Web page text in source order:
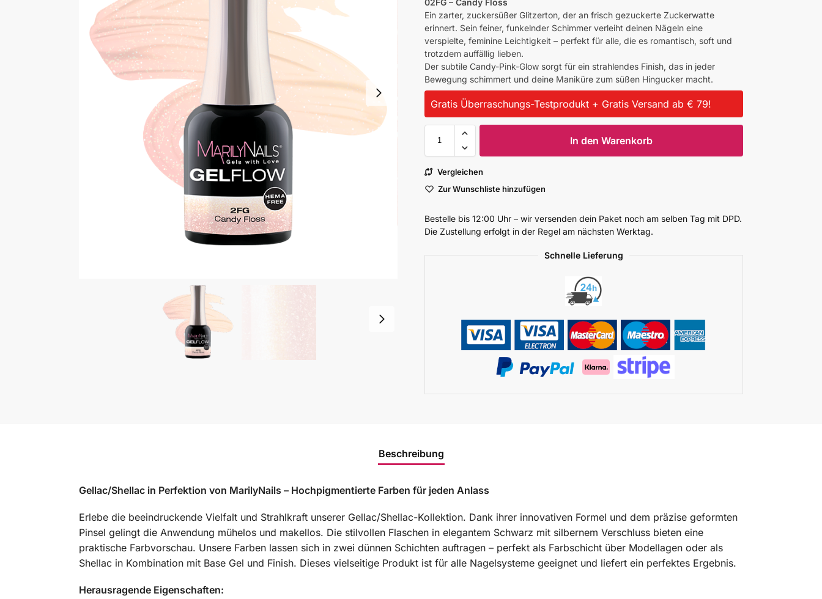
Ein zarter, zuckersüßer Glitzerton, der an frisch gezuckerte Zuckerwatte
erinnert. Sein feiner, funkelnder Schimmer verleiht deinen Nägeln eine
verspielte, feminine Leichtigkeit – perfekt für alle, die es romantisch, soft und
trotzdem auffällig lieben.
Der subtile Candy-Pink-Glow sorgt für ein strahlendes Finish, das in jeder
Bewegung schimmert und deine Maniküre zum süßen Hingucker macht.
Gratis Überraschungs-Testprodukt + Gratis Versand ab € 79!
In den Warenkorb
Vergleichen
Zur Wunschliste hinzufügen
Bestelle bis 12:00 Uhr – wir versenden dein Paket noch am selben Tag mit DPD.
Die Zustellung erfolgt in der Regel am nächsten Werktag.
Schnelle Lieferung
Beschreibung
Gellac/Shellac in Perfektion von MarilyNails – Hochpigmentierte Farben für jeden Anlass
Erlebe die beeindruckende Vielfalt und Strahlkraft unserer Gellac/Shellac-Kollektion. Dank ihrer innovativen Formel und dem präzise geformten
Pinsel gelingt die Anwendung mühelos und makellos. Die stilvollen Flaschen in elegantem Schwarz mit silbernem Verschluss bieten eine
praktische Farbvorschau. Unsere Farben lassen sich in zwei dünnen Schichten auftragen – perfekt als Farbschicht über Modellagen oder als
Shellac in Kombination mit Base Gel und Finish. Dieses vielseitige Produkt ist für alle Nagelsysteme geeignet und liefert ein perfektes Ergebnis.
Herausragende Eigenschaften: